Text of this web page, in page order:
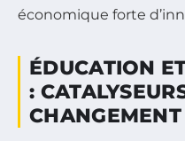
économique forte
ÉDUCATION
:
CHANGEMENT